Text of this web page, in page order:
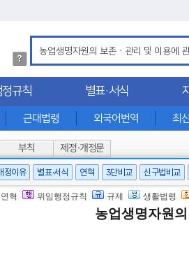
법
령
검
색
세
내
용
확
인
근대법령 외국어번역 최
정규칙 별표·서식
부칙 제정·개정문
정이유 별표·서식 연혁 3단비교 신구법비교
연혁 위임행정규칙 규제 생활법령
농업생명자원